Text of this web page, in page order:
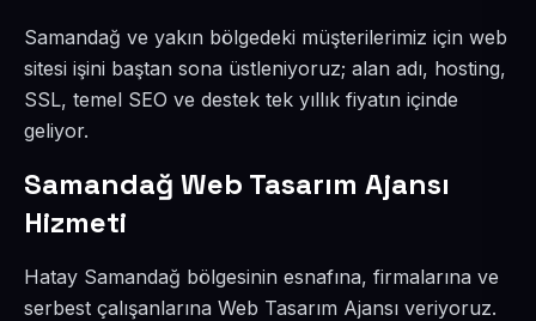
Samandağ ve yakın bölgedeki müşterilerimiz için web
sitesi işini baştan sona üstleniyoruz; alan adı, hosting,
SSL, temel SEO ve destek tek yıllık fiyatın içinde
geliyor.
Samandağ Web Tasarım Ajansı
Hizmeti
Hatay Samandağ bölgesinin esnafına, firmalarına ve
serbest çalışanlarına Web Tasarım Ajansı veriyoruz.